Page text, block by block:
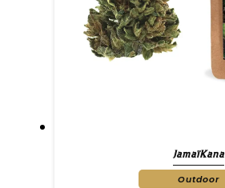
JamaïKana
Outdoor